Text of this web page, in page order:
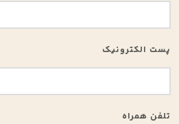
پست الکترونیک
تلفن همراه